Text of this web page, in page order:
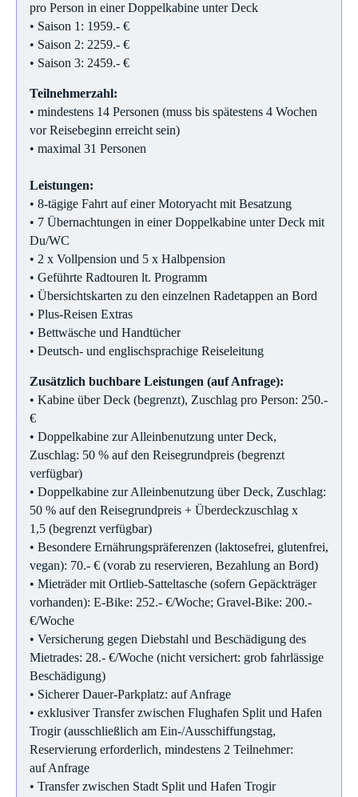
pro Person in einer Doppelkabine unter Deck
• Saison 1: 1959.- €
• Saison 2: 2259.- €
• Saison 3: 2459.- €
Teilnehmerzahl:
• mindestens 14 Personen (muss bis spätestens 4 Wochen
vor Reisebeginn erreicht sein)
• maximal 31 Personen
Leistungen:
• 8-tägige Fahrt auf einer Motoryacht mit Besatzung
• 7 Übernachtungen in einer Doppelkabine unter Deck mit
Du/WC
• 2 x Vollpension und 5 x Halbpension
• Geführte Radtouren lt. Programm
• Übersichtskarten zu den einzelnen Radetappen an Bord
• Plus-Reisen Extras
• Bettwäsche und Handtücher
• Deutsch- und englischsprachige Reiseleitung
Zusätzlich buchbare Leistungen (auf Anfrage):
• Kabine über Deck (begrenzt), Zuschlag pro Person: 250.-
€
• Doppelkabine zur Alleinbenutzung unter Deck,
Zuschlag: 50 % auf den Reisegrundpreis (begrenzt
verfügbar)
• Doppelkabine zur Alleinbenutzung über Deck, Zuschlag:
50 % auf den Reisegrundpreis + Überdeckzuschlag x
1,5 (begrenzt verfügbar)
• Besondere Ernährungspräferenzen (laktosefrei, glutenfrei,
vegan): 70.- € (vorab zu reservieren, Bezahlung an Bord)
• Mieträder mit Ortlieb-Satteltasche (sofern Gepäckträger
vorhanden): E-Bike: 252.- €/Woche; Gravel-Bike: 200.-
€/Woche
• Versicherung gegen Diebstahl und Beschädigung des
Mietrades: 28.- €/Woche (nicht versichert: grob fahrlässige
Beschädigung)
• Sicherer Dauer-Parkplatz: auf Anfrage
• exklusiver Transfer zwischen Flughafen Split und Hafen
Trogir (ausschließlich am Ein-/Ausschiffungstag,
Reservierung erforderlich, mindestens 2 Teilnehmer:
auf Anfrage
• Transfer zwischen Stadt Split und Hafen Trogir